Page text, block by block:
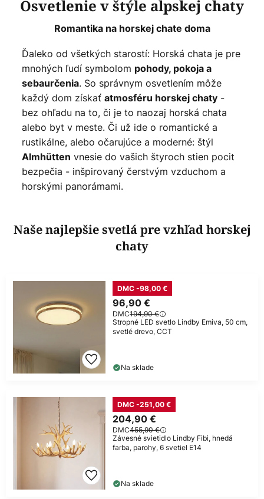
Osvetlenie v štýle alpskej chaty
Romantika na horskej chate doma
Ďaleko od všetkých starostí: Horská chata je pre
mnohých ľudí symbolom pohody, pokoja a
sebaurčenia. So správnym osvetlením môže
každý dom získať atmosféru horskej chaty-
bez ohľadu na to, či je to naozaj horská chata
alebo byt v meste. Či už ide o romantické a
rustikálne, alebo očarujúce a moderné: štýl
Almhütten vnesie do vašich štyroch stien pocit
bezpečia - inšpirovaný čerstvým vzduchom a
horskými panorámami.
Naše najlepšie svetlá pre vzhľad horskej
chaty
96,90 €
DMC194,90 €
DMC -98,00 €
Stropné LED svetlo Lindby Emiva, 50 cm,
svetlé drevo, CCT
Na sklade
204,90 €
DMC455,90 €
DMC -251,00 €
Závesné svietidlo Lindby Fibi, hnedá
farba, parohy, 6 svetiel E14
Na sklade